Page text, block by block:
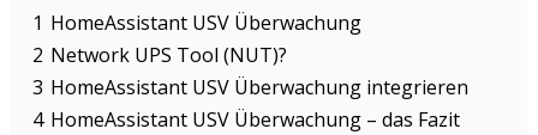
1 HomeAssistant USV Überwachung
2 Network UPS Tool (NUT)?
3 HomeAssistant USV Überwachung integrieren
4 HomeAssistant USV Überwachung – das Fazit